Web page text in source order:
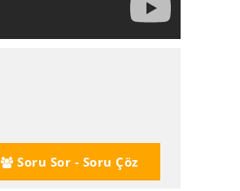
Soru Sor - Soru Çöz